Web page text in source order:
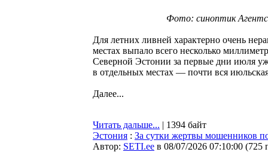
Фото: синоптик
Для летних ливней характерно очень
местах выпало всего несколько
Северной Эстонии за первые дни июля
в отдельных местах — почти вся
Далее...
Читать дальше... | 1394 байт
Эстония : За сутки жертвы мошенников
Автор: SETI.ee в 08/07/2026 07:10:00 (725